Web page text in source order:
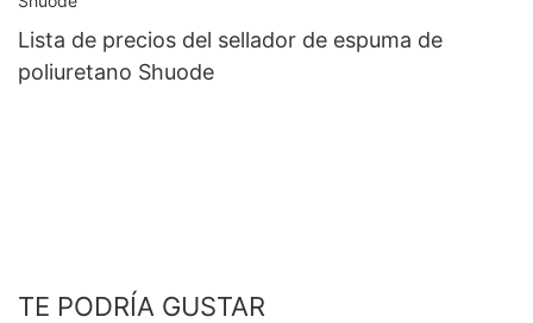
Lista de precios del sellador de espuma de
poliuretano Shuode
TE PODRÍA GUSTAR